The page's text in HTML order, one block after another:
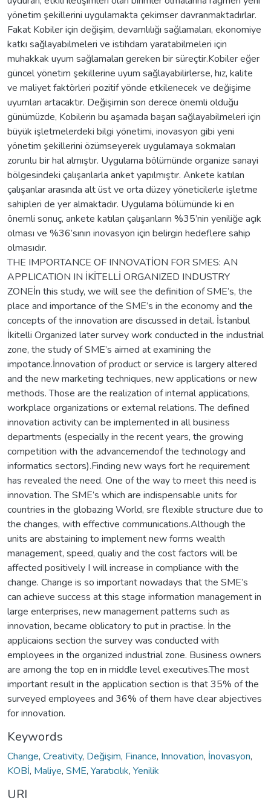
yönetim şekillerini uygulamakta çekimser davranmaktadırlar.
Fakat Kobiler için değişim, devamlılığı sağlamaları, ekonomiye
katkı sağlayabilmeleri ve istihdam yaratabilmeleri için
muhakkak uyum sağlamaları gereken bir süreçtir.Kobiler eğer
güncel yönetim şekillerine uyum sağlayabilirlerse, hız, kalite
ve maliyet faktörleri pozitif yönde etkilenecek ve değişime
uyumları artacaktır. Değişimin son derece önemli olduğu
günümüzde, Kobilerin bu aşamada başarı sağlayabilmeleri için
büyük işletmelerdeki bilgi yönetimi, inovasyon gibi yeni
yönetim şekillerini özümseyerek uygulamaya sokmaları
zorunlu bir hal almıştır. Uygulama bölümünde organize sanayi
bölgesindeki çalışanlarla anket yapılmıştır. Ankete katılan
çalışanlar arasında alt üst ve orta düzey yöneticilerle işletme
sahipleri de yer almaktadır. Uygulama bölümünde ki en
önemli sonuç, ankete katılan çalışanların %35’nin yeniliğe açık
olması ve %36’sının inovasyon için belirgin hedeflere sahip
olmasıdır.
THE IMPORTANCE OF INNOVATİON FOR SMES: AN
APPLICATION IN İKİTELLİ ORGANIZED INDUSTRY
ZONEİn this study, we will see the definition of SME’s, the
place and importance of the SME’s in the economy and the
concepts of the innovation are discussed in detail. İstanbul
İkitelli Organized later survey work conducted in the industrial
zone, the study of SME’s aimed at examining the
impotance.İnnovation of product or service is largery altered
and the new marketing techniques, new applications or new
methods. Those are the realization of internal applications,
workplace organizations or external relations. The defined
innovation activity can be implemented in all business
departments (especially in the recent years, the growing
competition with the advancemendof the technology and
informatics sectors).Finding new ways fort he requirement
has revealed the need. One of the way to meet this need is
innovation. The SME’s which are indispensable units for
countries in the globazing World, sre flexible structure due to
the changes, with effective communications.Although the
units are abstaining to implement new forms wealth
management, speed, qualiy and the cost factors will be
affected positively I will increase in compliance with the
change. Change is so important nowadays that the SME’s
can achieve success at this stage information management in
large enterprises, new management patterns such as
innovation, became oblicatory to put in practise. İn the
applicaions section the survey was conducted with
employees in the organized industrial zone. Business owners
are among the top en in middle level executives.The most
important result in the application section is that 35% of the
surveyed employees and 36% of them have clear abjectives
for innovation.
Keywords
Change, Creativity, Değişim, Finance, Innovation, İnovasyon,
KOBİ, Maliye, SME, Yaratıcılık, Yenilik
URI